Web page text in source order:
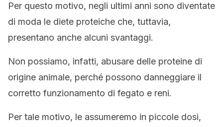
Per questo motivo, negli ultimi anni sono diventate
di moda le diete proteiche che, tuttavia,
presentano anche alcuni svantaggi.
Non possiamo, infatti, abusare delle proteine di
origine animale, perché possono danneggiare il
corretto funzionamento di fegato e reni.
Per tale motivo, le assumeremo in piccole dosi,